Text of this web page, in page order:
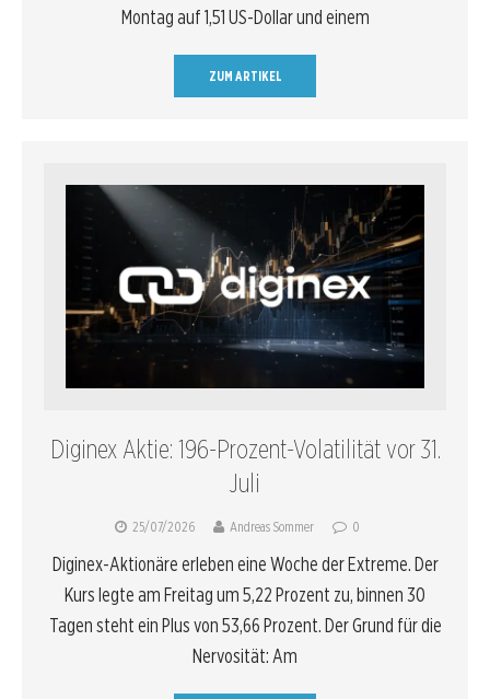
Montag auf 1,51 US-Dollar und einem
ZUM ARTIKEL
Diginex Aktie: 196-Prozent-Volatilität vor 31.
Juli
25/07/2026 Andreas Sommer 0
Diginex-Aktionäre erleben eine Woche der Extreme. Der
Kurs legte am Freitag um 5,22 Prozent zu, binnen 30
Tagen steht ein Plus von 53,66 Prozent. Der Grund für die
Nervosität: Am